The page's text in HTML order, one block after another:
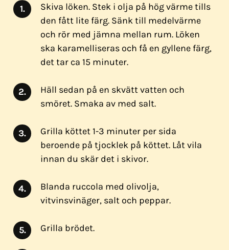
Skiva löken. Stek i olja på hög värme tills
den fått lite färg. Sänk till medelvärme
och rör med jämna mellan rum. Löken
ska karamelliseras och få en gyllene färg,
det tar ca 15 minuter.
Häll sedan på en skvätt vatten och
smöret. Smaka av med salt.
Grilla köttet 1-3 minuter per sida
beroende på tjocklek på köttet. Låt vila
innan du skär det i skivor.
Blanda ruccola med olivolja,
vitvinsvinäger, salt och peppar.
Grilla brödet.